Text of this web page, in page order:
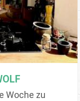
Woche zu